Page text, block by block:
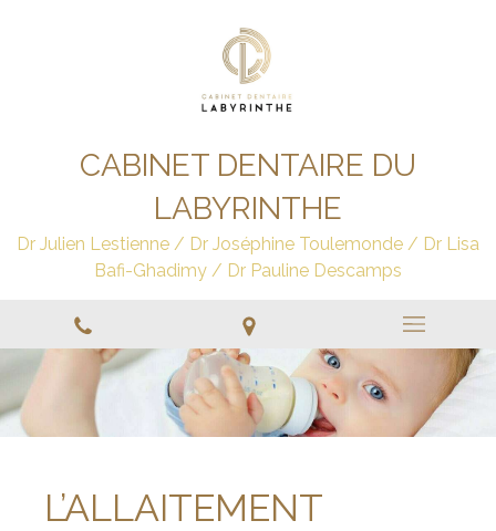
CABINET DENTAIRE DU
LABYRINTHE
Dr Julien Lestienne / Dr Joséphine Toulemonde / Dr Lisa
Bafi-Ghadimy / Dr Pauline Descamps
L’ALLAITEMENT